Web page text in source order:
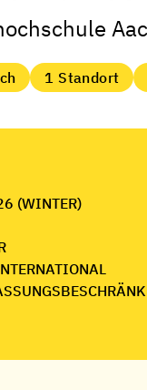
1 Standort
(WINTER)